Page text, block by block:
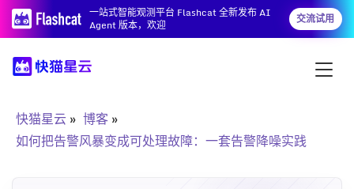
一站式智能观测平台 Flashcat 全新发布 AI
Agent 版本，欢迎
交流试用
快猫星云
博客
如何把告警风暴变成可处理故障：一套告警降噪实践